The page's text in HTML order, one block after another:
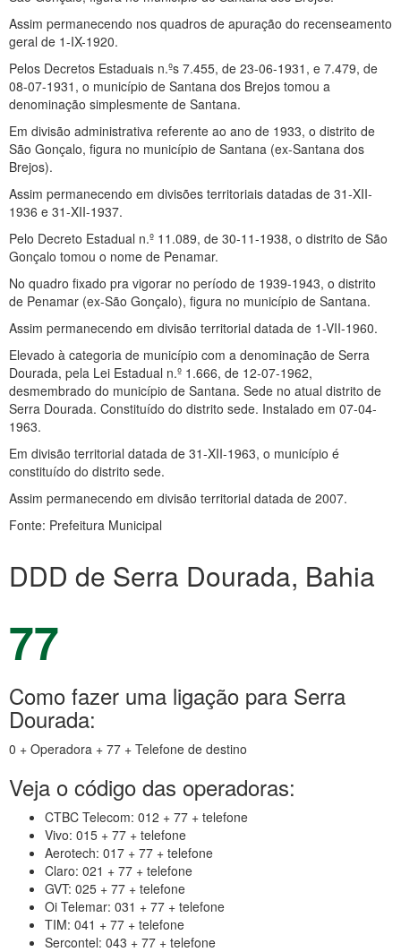
Assim permanecendo nos quadros de apuração do recenseamento
geral de 1-IX-1920.
Pelos Decretos Estaduais n.ºs 7.455, de 23-06-1931, e 7.479, de
08-07-1931, o município de Santana dos Brejos tomou a
denominação simplesmente de Santana.
Em divisão administrativa referente ao ano de 1933, o distrito de
São Gonçalo, figura no município de Santana (ex-Santana dos
Brejos).
Assim permanecendo em divisões territoriais datadas de 31-XII-
1936 e 31-XII-1937.
Pelo Decreto Estadual n.º 11.089, de 30-11-1938, o distrito de São
Gonçalo tomou o nome de Penamar.
No quadro fixado pra vigorar no período de 1939-1943, o distrito
de Penamar (ex-São Gonçalo), figura no município de Santana.
Assim permanecendo em divisão territorial datada de 1-VII-1960.
Elevado à categoria de município com a denominação de Serra
Dourada, pela Lei Estadual n.º 1.666, de 12-07-1962,
desmembrado do município de Santana. Sede no atual distrito de
Serra Dourada. Constituído do distrito sede. Instalado em 07-04-
1963.
Em divisão territorial datada de 31-XII-1963, o município é
constituído do distrito sede.
Assim permanecendo em divisão territorial datada de 2007.
Fonte: Prefeitura Municipal
DDD de Serra Dourada, Bahia
77
Como fazer uma ligação para Serra
Dourada:
0 + Operadora + 77 + Telefone de destino
Veja o código das operadoras:
CTBC Telecom: 012 + 77 + telefone
Vivo: 015 + 77 + telefone
Aerotech: 017 + 77 + telefone
Claro: 021 + 77 + telefone
GVT: 025 + 77 + telefone
Oi Telemar: 031 + 77 + telefone
TIM: 041 + 77 + telefone
Sercontel: 043 + 77 + telefone